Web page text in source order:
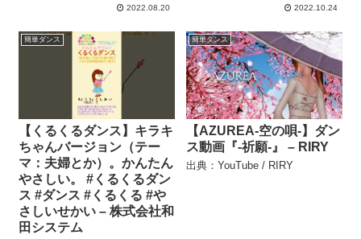
2022.08.20 2022.10.24
簡単ダンス
【くるくるダンス】キラキ
ちゃんバージョン（テー
マ：夫婦とか）。かんたん
やさしい。 #くるくるダン
ス #ダンス #くるくる #や
さしいせかい – 株式会社和
田システム
簡単ダンス
【AZUREA-空の唄-】ダン
ス動画『-祈願-』 – RIRY
出典：YouTube / RIRY